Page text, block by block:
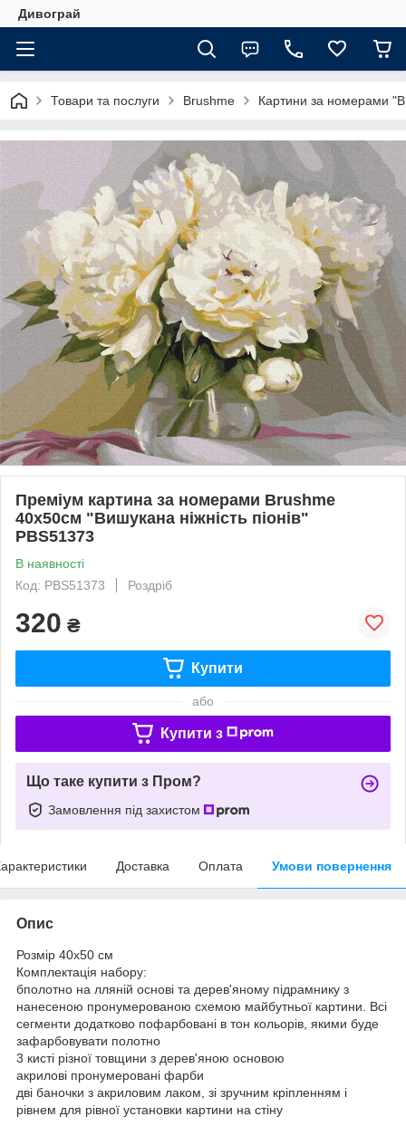
Дивограй
Товари та послуги Brushme Картини за номерами
Преміум картина за номерами Brushme
40x50см "Вишукана ніжність піонів"
PBS51373
В наявності
Код: PBS51373
Роздріб
320 ₴
Купити
або
Купити з
Що таке купити з Пром?
Замовлення під захистом
Доставка Оплата Умови повернення
Опис
Розмір 40x50 см
Комплектація набору:
бполотно на лляній основі та дерев'яному підрамнику з
нанесеною пронумерованою схемою майбутньої картини. Всі
сегменти додатково пофарбовані в тон кольорів, якими буде
зафарбовувати полотно
3 кисті різної товщини з дерев'яною основою
акрилові пронумеровані фарби
дві баночки з акриловим лаком, зі зручним кріпленням і
рівнем для рівної установки картини на стіну